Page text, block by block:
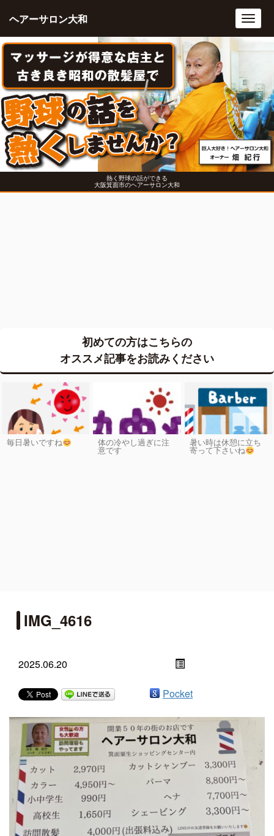
熱く野球の話ができる
大阪箕面市のヘアーサロン大和
ヘアーサロン大和
初めての方はこちらの
オススメ記事をお読みください
毎日暑いですね 体の冷やし過ぎに注
意です
暑い時は休憩に立ち
寄って下さいね
IMG_4616
2025.06.20
Pocket